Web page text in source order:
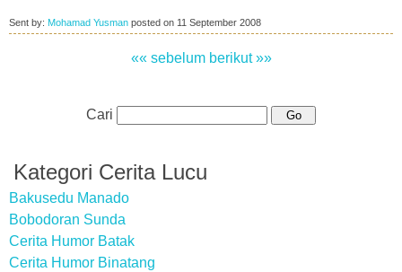
Sent by: Mohamad Yusman posted on 11 September 2008
«« sebelum berikut »»
Cari
Kategori Cerita Lucu
Bakusedu Manado
Bobodoran Sunda
Cerita Humor Batak
Cerita Humor Binatang